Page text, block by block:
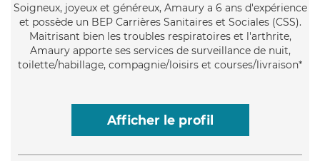
Soigneux, joyeux et généreux, Amaury a 6 ans d'expérience
et possède un BEP Carrières Sanitaires et Sociales (CSS).
Maitrisant bien les troubles respiratoires et l'arthrite,
Amaury apporte ses services de surveillance de nuit,
toilette/habillage, compagnie/loisirs et courses/livraison*
Afficher le profil